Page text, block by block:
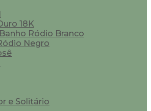
18K
Ródio Branco
Negro
e Solitário